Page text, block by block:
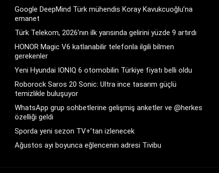
Google DeepMind Türk mühendis Koray Kavukcuoğlu’na
emanet
Türk Telekom, 2026’nın ilk yarısında gelirini yüzde 9 artırdı
HONOR Magic V6 katlanabilir telefonla ilgili bilmen
gerekenler
Yeni Hyundai IONIQ 6 otomobilin Türkiye fiyatı belli oldu
Roborock Saros 20 Sonic: Ultra ince tasarım güçlü
temizlikle buluşuyor
WhatsApp grup sohbetlerine gelişmiş anketler ve @herkes
özelliği geldi
Sporda yeni sezon TV+’tan izlenecek
Ağustos ayı boyunca eğlencenin adresi Tivibu